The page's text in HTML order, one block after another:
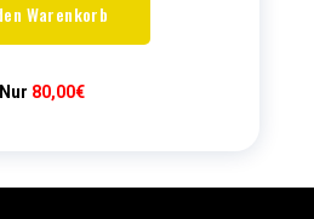
Warenkorb
Nur 80,00€